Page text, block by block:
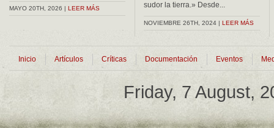
MAYO 20TH, 2026 | LEER MÁS
sudor la tierra.» Desde...
NOVIEMBRE 26TH, 2024 | LEER MÁS
Inicio Artículos Críticas Documentación Eventos
Friday, 7 August,